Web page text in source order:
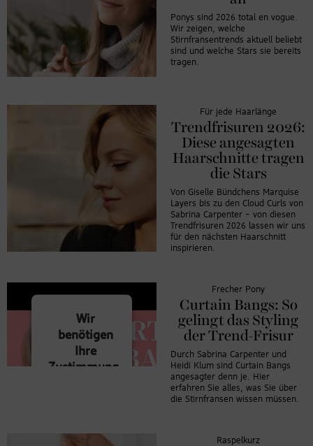
Ponys sind 2026 total en vogue.
Wir zeigen, welche
Stirnfransentrends aktuell beliebt
sind und welche Stars sie bereits
tragen.
Für jede Haarlänge
Trendfrisuren 2026:
Diese angesagten
Haarschnitte tragen
die Stars
Von Giselle Bündchens Marquise
Layers bis zu den Cloud Curls von
Sabrina Carpenter – von diesen
Trendfrisuren 2026 lassen wir uns
für den nächsten Haarschnitt
inspirieren.
Wir
benötigen
Ihre
Zustimmung,
zu laden!
Frecher Pony
Curtain Bangs: So
gelingt das Styling
der Trend-Frisur
Durch Sabrina Carpenter und
Heidi Klum sind Curtain Bangs
angesagter denn je. Hier
erfahren Sie alles, was Sie über
die Stirnfransen wissen müssen.
Raspelkurz